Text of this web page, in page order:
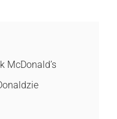
McDonald’s